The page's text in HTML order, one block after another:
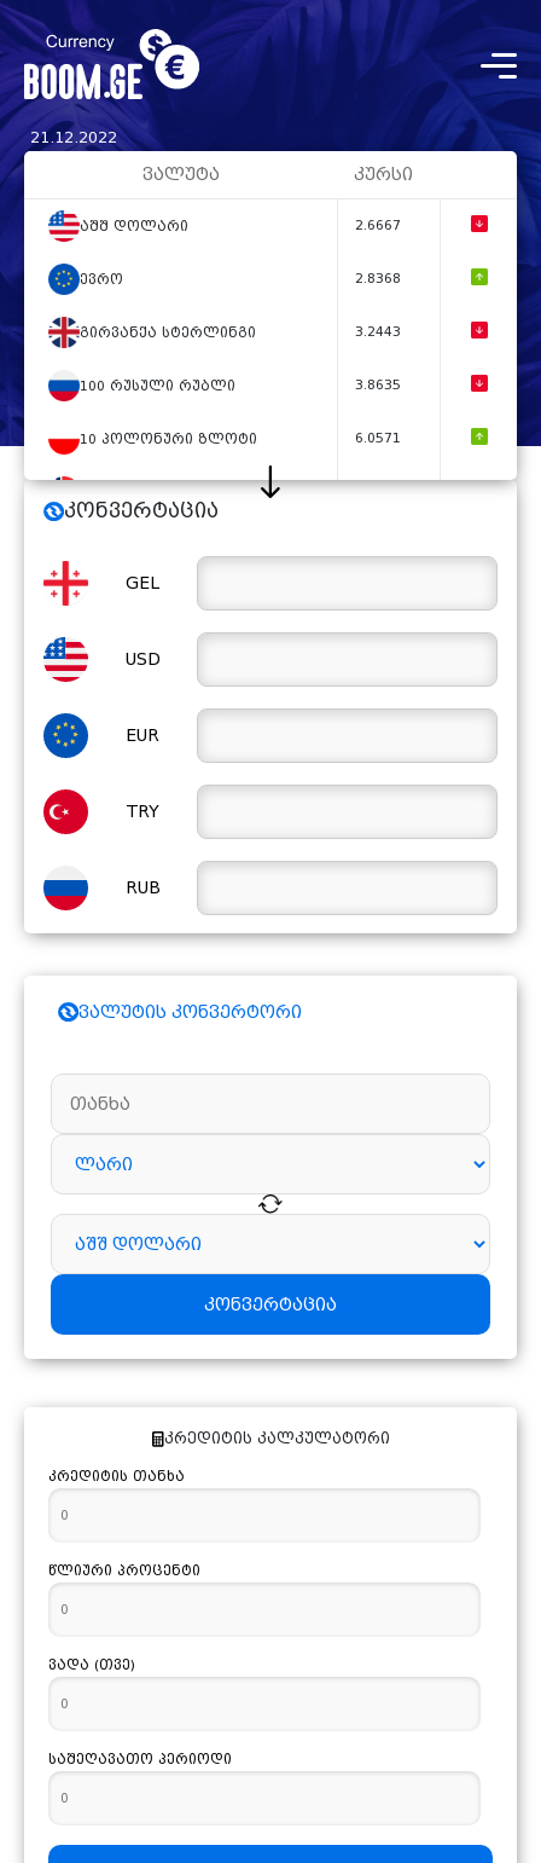
ვალუტის კონვერტორი
კონვერტაცია
კონვერტაცია
GEL
USD
EUR
TRY
RUB
21.12.2022
ვალუტა კურსი
აშშ დოლარი 2.6667
ევრო 2.8368
გირვანქა სტერლინგი 3.2443
100 რუსული რუბლი 3.8635
10 პოლონური ზლოტი 6.0571
10 ნორვეგიული კრონი 2.7062
ქუვეითური დინარი
10 უკრაინული გრივნა
თურქული ლირა
10 ტაჯიკური სომონი 2.5968
სინგაპურული დოლარი 1.9740
100 იაპონური იენი 2.0129
შვეიცარიული ფრანკი 2.8789
ბულგარული ლევი
10 ჩინური იუანი 3.8272
10 ისრაელის შეკელი
10 ჰონ-კონგური დოლარი 3.4258
კრედიტის კალკულატორი
კრედიტის თანხა
წლიური პროცენტი
ვადა (თვე)
საშეღავათო პერიოდი